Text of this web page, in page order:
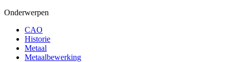
Onderwerpen
CAO
Historie
Metaal
Metaalbewerking